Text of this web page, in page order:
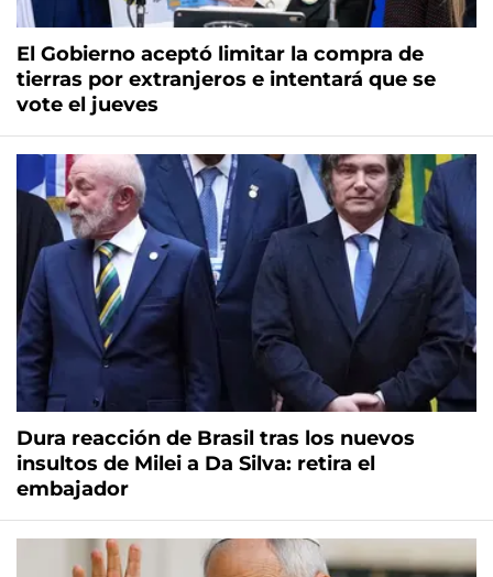
El Gobierno aceptó limitar la compra de
tierras por extranjeros e intentará que se
vote el jueves
Dura reacción de Brasil tras los nuevos
insultos de Milei a Da Silva: retira el
embajador